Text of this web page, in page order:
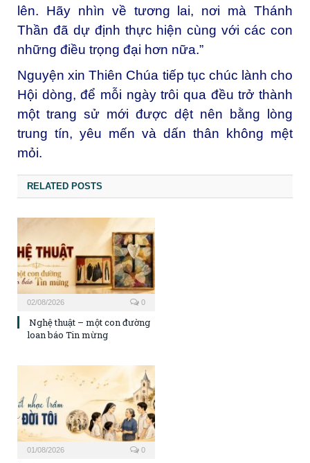
lên. Hãy nhìn về tương lai, nơi mà Thánh
Thần đã dự định thực hiện cùng với các con
những điều trọng đại hơn nữa.”
Nguyện xin Thiên Chúa tiếp tục chúc lành cho
Hội dòng, để mỗi ngày trôi qua đều trở thành
một trang sử mới được dệt nên bằng lòng
trung tín, yêu mến và dấn thân không mệt
mỏi.
RELATED POSTS
02/08/2026 0
Nghệ thuật – một con đường
loan báo Tin mừng
01/08/2026 0